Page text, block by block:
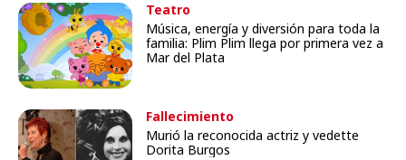
Teatro
Música, energía y diversión para toda la
familia: Plim Plim llega por primera vez a
Mar del Plata
Fallecimiento
Murió la reconocida actriz y vedette
Dorita Burgos